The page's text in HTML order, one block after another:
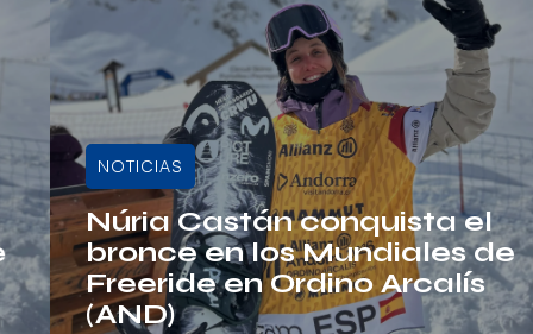
NOTICIAS
Núria Castán conquista el
bronce en los Mundiales de
Freeride en Ordino Arcalís
(AND)